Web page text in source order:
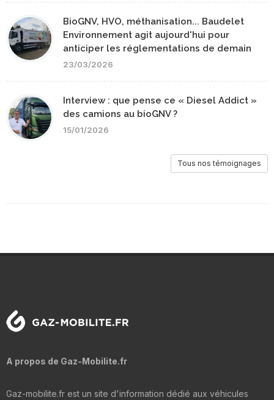
BioGNV, HVO, méthanisation... Baudelet
Environnement agit aujourd'hui pour
anticiper les réglementations de demain
23/03/2026
Interview : que pense ce « Diesel Addict »
des camions au bioGNV ?
15/01/2026
Tous nos témoignages
A propos de Gaz-Mobilite.fr
Gaz-mobilite.fr est un site d'information dédié aux véhicules